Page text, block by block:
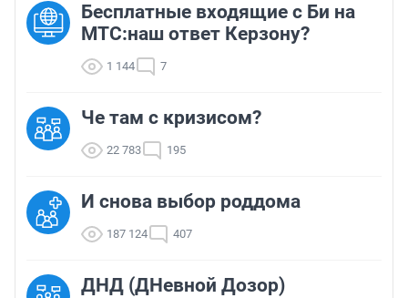
Бесплатные входящие с Би на
МТС:наш ответ Керзону?
1 144 7
Че там с кризисом?
22 783 195
И снова выбор роддома
187 124 407
ДНД (ДНевной Дозор)